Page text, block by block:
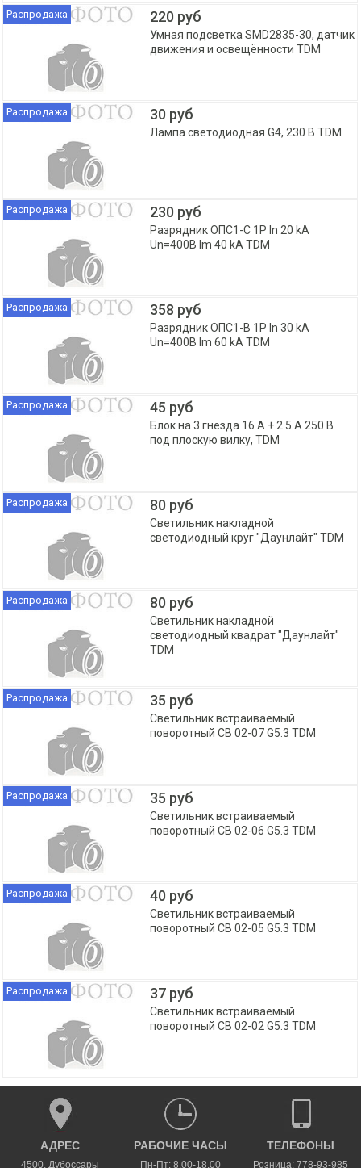
Распродажа 220 руб
Умная подсветка SMD2835-30, датчик
движения и освещённости TDM
Распродажа 30 руб
Лампа светодиодная G4, 230 В TDM
Распродажа 230 руб
Разрядник ОПС1-C 1P In 20 kA
Un=400B Im 40 kA TDM
Распродажа 358 руб
Разрядник ОПС1-B 1P In 30 kA
Un=400B Im 60 kA TDM
Распродажа 45 руб
Блок на 3 гнезда 16 А + 2.5 А 250 В
под плоскую вилку, TDM
Распродажа 80 руб
Светильник накладной
светодиодный круг "Даунлайт" TDM
Распродажа 80 руб
Светильник накладной
светодиодный квадрат "Даунлайт"
TDM
Распродажа 35 руб
Светильник встраиваемый
поворотный СВ 02-07 G5.3 TDM
Распродажа 35 руб
Светильник встраиваемый
поворотный СВ 02-06 G5.3 TDM
Распродажа 40 руб
Светильник встраиваемый
поворотный СВ 02-05 G5.3 TDM
Распродажа 37 руб
Светильник встраиваемый
поворотный СВ 02-02 G5.3 TDM
АДРЕС
4500,Дубоссары
РАБОЧИЕ ЧАСЫ
Пн-Пт: 8.00-18.00
ТЕЛЕФОНЫ
Розница: 778-93-985